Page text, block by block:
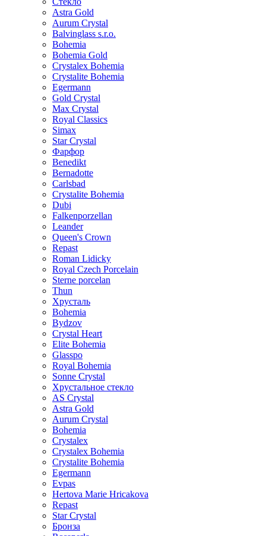
Astra Gold
Aurum Crystal
Balvinglass s.r.o.
Bohemia
Bohemia Gold
Crystalex Bohemia
Crystalite Bohemia
Egermann
Gold Crystal
Max Crystal
Royal Classics
Simax
Star Crystal
Фарфор
Benedikt
Bernadotte
Carlsbad
Crystalite Bohemia
Dubi
Falkenporzellan
Leander
Queen's Crown
Repast
Roman Lidicky
Royal Czech Porcelain
Sterne porcelan
Thun
Хрусталь
Bohemia
Bydzov
Crystal Heart
Elite Bohemia
Glasspo
Royal Bohemia
Sonne Crystal
Хрустальное стекло
AS Crystal
Astra Gold
Aurum Crystal
Bohemia
Crystalex
Crystalex Bohemia
Crystalite Bohemia
Egermann
Evpas
Hertova Marie Hricakova
Repast
Star Crystal
Бронза